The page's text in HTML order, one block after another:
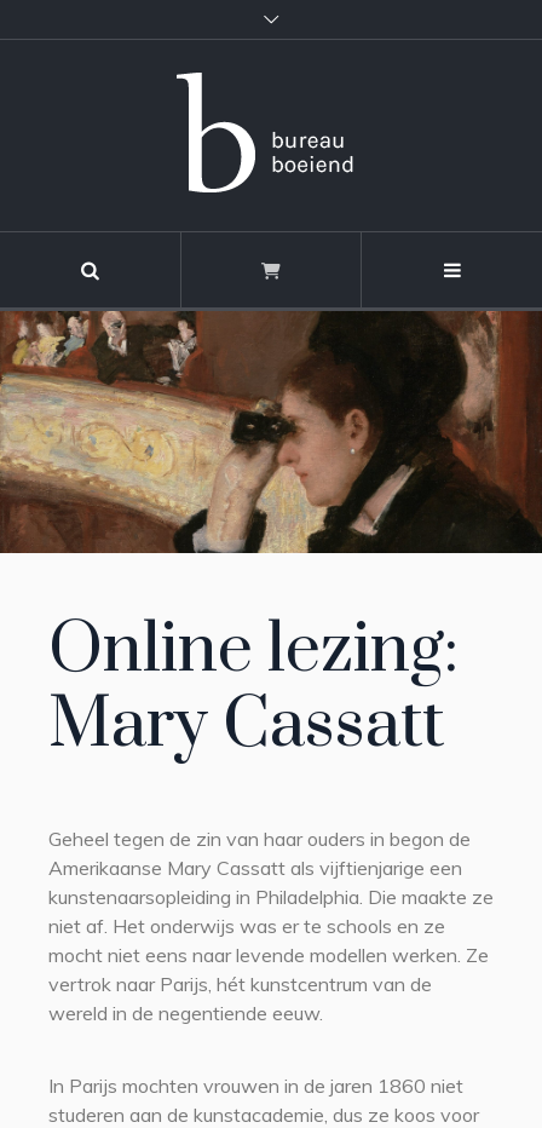
Online lezing:
Mary Cassatt
Geheel tegen de zin van haar ouders in begon de
Amerikaanse Mary Cassatt als vijftienjarige een
kunstenaarsopleiding in Philadelphia. Die maakte ze
niet af. Het onderwijs was er te schools en ze
mocht niet eens naar levende modellen werken. Ze
vertrok naar Parijs, hét kunstcentrum van de
wereld in de negentiende eeuw.
In Parijs mochten vrouwen in de jaren 1860 niet
studeren aan de kunstacademie, dus ze koos voor